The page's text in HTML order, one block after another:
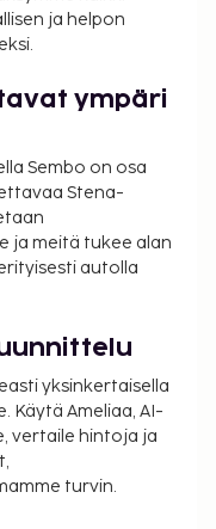
ja helpon
ympäri
Sembo on osa
Stena-
ja meitä tukee alan
autolla
yksinkertaisella
Käytä Ameliaa, AI-
vertaile hintoja ja
turvin.